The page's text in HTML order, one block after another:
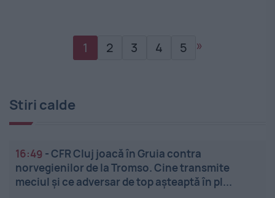
1 2 3 4 5 »
Stiri calde
16:49 -CFR Cluj joacă în Gruia contra
norvegienilor de la Tromso. Cine transmite
meciul și ce adversar de top așteaptă în pl...